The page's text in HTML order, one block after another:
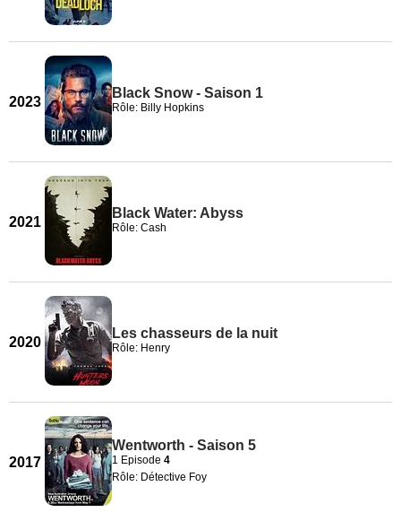
2023
Black Snow - Saison 1
Rôle: Billy Hopkins
2021
Black Water: Abyss
Rôle: Cash
2020
Les chasseurs de la nuit
Rôle: Henry
2017
Wentworth - Saison 5
1 Episode 4
Rôle: Détective Foy